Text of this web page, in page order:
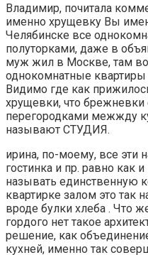
Владимир, почитала
именно хрущевку Вы
Челябинске все
полуторками, даже в
муж жил в Москве, там
однокомнатные
Видимо где как
хрущевки, что
перегородками межжду
называют СТУДИЯ.
ирина, по-моему, все эти
гостинка и пр. равно как
называть единственную
квартирке залом это
вроде булки хлеба . Что
гордого нет такое
решение, как
кухней, именно так